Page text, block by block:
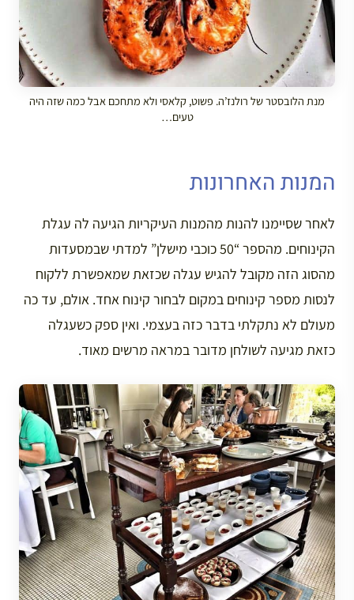
מנת הלובסטר של רולנז’ה. פשוט, קלאסי ולא מתחכם אבל כמה שזה היה
טעים…
המנות האחרונות
לאחר שסיימנו להנות מהמנות העיקריות הגיעה לה עגלת
הקינוחים. מהספר “50 כוכבי מישלן” למדתי שבמסעדות
מהסוג הזה מקובל להגיש עגלה שכזאת שמאפשרת ללקוח
לנסות מספר קינוחים במקום לבחור קינוח אחד. אולם, עד כה
מעולם לא נתקלתי בדבר כזה בעצמי. ואין ספק כשעגלה
כזאת מגיעה לשולחן מדובר במראה מרשים מאוד.